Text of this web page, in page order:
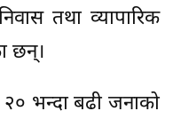
तथा व्यापारिक
छन्।
२० भन्दा बढी जनाको